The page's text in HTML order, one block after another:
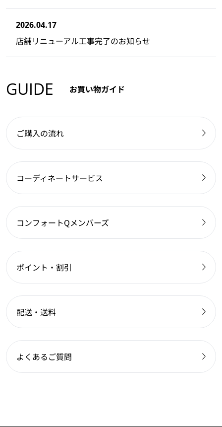
2026.04.17
店舗リニューアル工事完了のお知らせ
GUIDE お買い物ガイド
ご購入の流れ
コーディネートサービス
コンフォートQメンバーズ
ポイント・割引
配送・送料
よくあるご質問